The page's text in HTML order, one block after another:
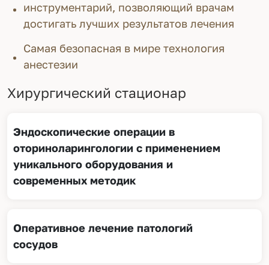
инструментарий, позволяющий врачам
достигать лучших результатов лечения
Самая безопасная в мире технология
анестезии
Хирургический стационар
Эндоскопические операции в
оториноларингологии с применением
уникального оборудования и
современных методик
Оперативное лечение патологий
сосудов